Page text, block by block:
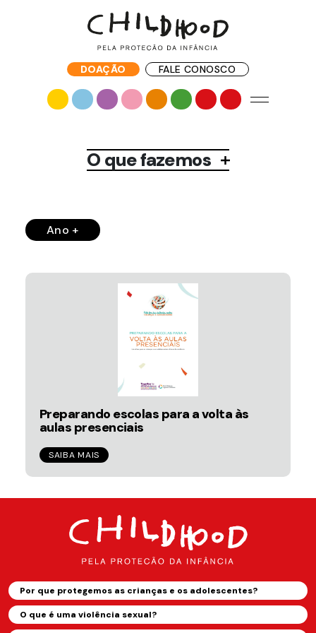
DOAÇÃO FALE CONOSCO
O que fazemos
Ano +
Preparando escolas para a volta às
aulas presenciais
SAIBA MAIS
Por que protegemos as crianças e os adolescentes?
O que é uma violência sexual?